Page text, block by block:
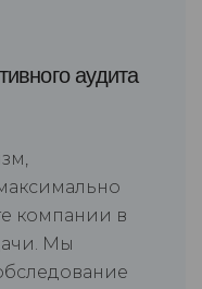
аудита
компании в
Мы